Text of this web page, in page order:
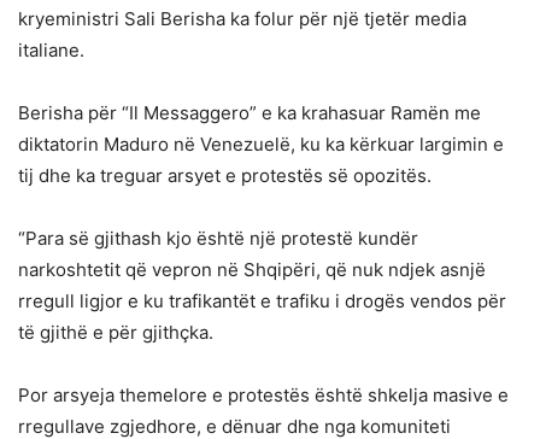
kryeministri Sali Berisha ka folur për një tjetër media
italiane.
Berisha për “Il Messaggero” e ka krahasuar Ramën me
diktatorin Maduro në Venezuelë, ku ka kërkuar largimin e
tij dhe ka treguar arsyet e protestës së opozitës.
“Para së gjithash kjo është një protestë kundër
narkoshtetit që vepron në Shqipëri, që nuk ndjek asnjë
rregull ligjor e ku trafikantët e trafiku i drogës vendos për
të gjithë e për gjithçka.
Por arsyeja themelore e protestës është shkelja masive e
rregullave zgjedhore, e dënuar dhe nga komuniteti